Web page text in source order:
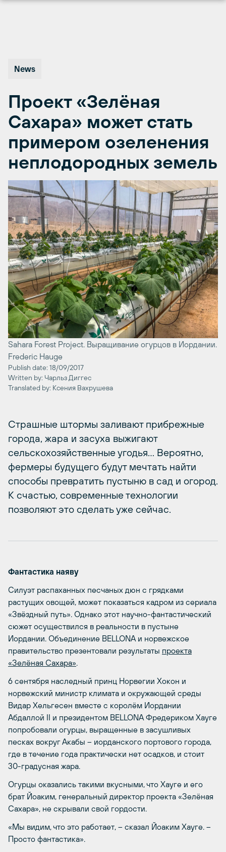
News
Проект «Зелёная
Сахара» может стать
примером озеленения
неплодородных земель
Sahara Forest Project. Выращивание огурцов в Иордании.
Frederic Hauge
Publish date: 18/09/2017
Written by: Чарльз Диггес
Translated by: Ксения Вахрушева
Страшные штормы заливают прибрежные
города, жара и засуха выжигают
сельскохозяйственные угодья… Вероятно,
фермеры будущего будут мечтать найти
способы превратить пустыню в сад и огород.
К счастью, современные технологии
позволяют это сделать уже сейчас.
Фантастика наяву
Силуэт распаханных песчаных дюн с грядками
растущих овощей, может показаться кадром из сериала
«Звёздный путь». Однако этот научно-фантастический
сюжет осуществился в реальности в пустыне
Иордании. Объединение BELLONA и норвежское
правительство презентовали результаты проекта
«Зелёная Сахара».
6 сентября наследный принц Норвегии Хокон и
норвежский министр климата и окружающей среды
Видар Хельгесен вместе с королём Иордании
Абдаллой II и президентом BELLONA Фредериком Хауге
попробовали огурцы, выращенные в засушливых
песках вокруг Акабы – иорданского портового города,
где в течение года практически нет осадков, и стоит
30-градусная жара.
Огурцы оказались такими вкусными, что Хауге и его
брат Йоаким, генеральный директор проекта «Зелёная
Сахара», не скрывали свой гордости.
«Мы видим, что это работает, – сказал Йоаким Хауге. –
Просто фантастика».